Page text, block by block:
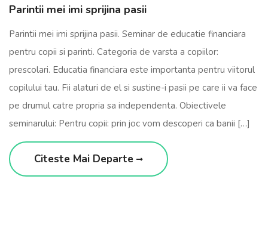
Parintii mei imi sprijina pasii
Parintii mei imi sprijina pasii. Seminar de educatie financiara
pentru copii si parinti. Categoria de varsta a copiilor:
prescolari. Educatia financiara este importanta pentru viitorul
copilului tau. Fii alaturi de el si sustine-i pasii pe care ii va face
pe drumul catre propria sa independenta. Obiectivele
seminarului: Pentru copii: prin joc vom descoperi ca banii […]
Citeste Mai Departe